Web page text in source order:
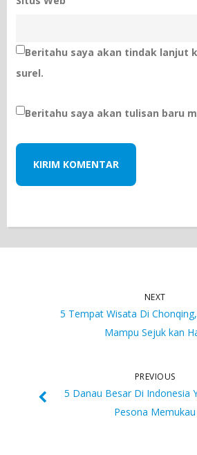
Beritahu saya akan tindak lanjut
surel.
Beritahu saya akan tulisan baru
NEXT
5 Tempat Wisata Di
Mampu Sejuk kan
PREVIOUS
5 Danau Besar Di Indonesia
Pesona Memukau